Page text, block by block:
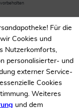
Für die
Cookies und
Nutzerkomforts,
personalisierter- und
externer Service-
Cookies
Weiteres
und dem